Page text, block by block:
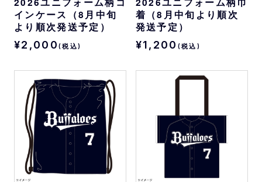
インケース（8月中旬
より順次発送予定）
¥2,000 (税込)
着（8月中旬より順次
発送予定）
¥1,200 (税込)